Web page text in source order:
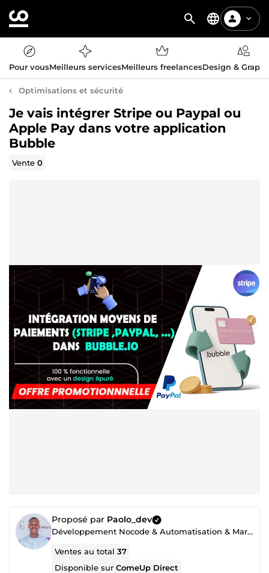
Pour vousMeilleurs servicesMeilleurs freelancesDesign &
Optimisations et sécurité
Je vais intégrer Stripe ou Paypal ou
Apple Pay dans votre application
Bubble
Vente0
Proposé par Paolo_dev
Développement Nocode & Automatisation & Marketing digital 360°
Ventes au total37
Disponible surComeUp Direct